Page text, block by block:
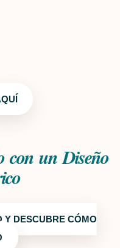
con un Diseño
Y DESCUBRE CÓMO